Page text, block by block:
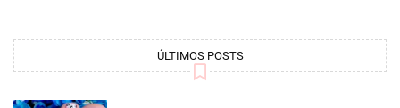
ÚLTIMOS POSTS